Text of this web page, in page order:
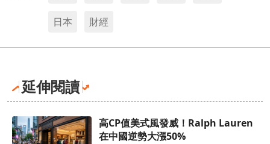
日本 財經
延伸閱讀
高CP值美式風發威！Ralph Lauren
在中國逆勢大漲50%